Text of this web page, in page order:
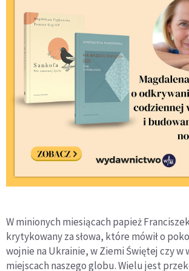
W minionych miesiącach papież
krytykowany za słowa, które mówił o
wojnie na Ukrainie, w Ziemi Świętej czy w
miejscach naszego globu. Wielu jest